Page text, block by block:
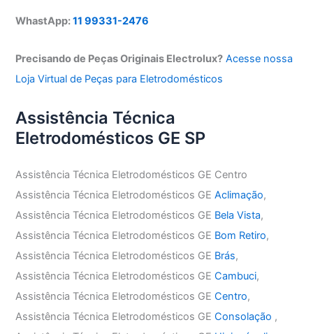
WhastApp:11 99331-2476
Precisando de Peças Originais Electrolux? Acesse nossa
Loja Virtual de Peças para Eletrodomésticos
Assistência Técnica
Eletrodomésticos GE SP
Assistência Técnica Eletrodomésticos GE Centro
Assistência Técnica Eletrodomésticos GEAclimação,
Assistência Técnica Eletrodomésticos GE Bela Vista,
Assistência Técnica Eletrodomésticos GE Bom Retiro,
Assistência Técnica Eletrodomésticos GE Brás,
Assistência Técnica Eletrodomésticos GECambuci,
Assistência Técnica Eletrodomésticos GECentro,
Assistência Técnica Eletrodomésticos GEConsolação ,